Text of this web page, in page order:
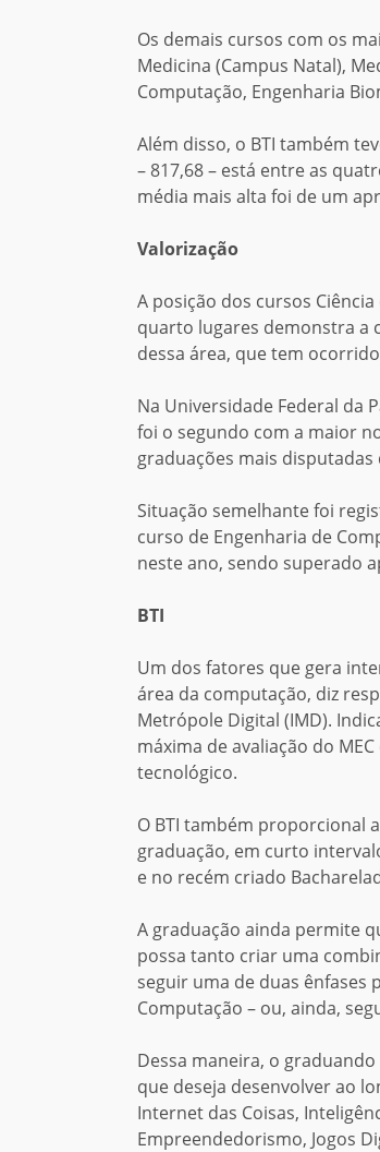
Os demais cursos com os
Medicina (Campus Natal),
Computação, Engenharia
Além disso, o BTI também
– 817,68 – está entre as
média mais alta foi de um
Valorização
A posição dos cursos
quarto lugares demonstra a
dessa área, que tem
Na Universidade Federal da
foi o segundo com a maior
graduações mais
Situação semelhante foi
curso de Engenharia de
neste ano, sendo superado
BTI
Um dos fatores que gera
área da computação, diz
Metrópole Digital (IMD).
máxima de avaliação do MEC
tecnológico.
O BTI também proporcional
graduação, em curto
e no recém criado
A graduação ainda permite
possa tanto criar uma
seguir uma de duas ênfases
Computação – ou, ainda,
Dessa maneira, o
que deseja desenvolver ao
Internet das Coisas,
Empreendedorismo, Jogos